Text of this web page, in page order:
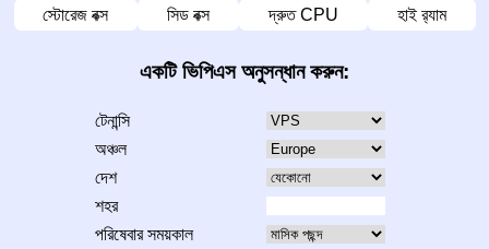
স্টোরেজ বক্স সিড বক্স দ্রুত CPU হাই র‍্যাম
একটি ভিপিএস অনুসন্ধান করুন:
টেনান্সি
অঞ্চল
দেশ
শহর
পরিষেবার সময়কাল